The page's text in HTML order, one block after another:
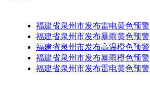
福建省泉州市发布雷电黄色预警
福建省泉州市发布暴雨黄色预警
福建省泉州市发布高温橙色预警
福建省泉州市发布暴雨橙色预警
福建省泉州市发布雷电黄色预警